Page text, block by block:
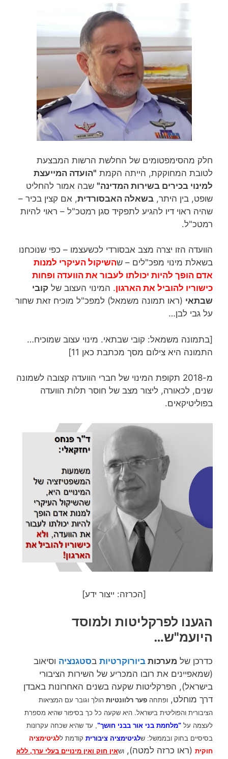
חלק מהסימפטומים של החלשת הרשות המבצעת
לטובת המחוקקת, הייתה הקמת "הועדה המייעצת
למינוי בכירים בשירות המדינה" שבה אמור להחליט
שופט, בין היתר, בשאלה האבסורדית, אם קצין בכיר –
שהיה ראוי דיו להגיע לתפקיד סגן רמטכ"ל – ראוי להיות
רמטכ"ל.
הוועדה הזו יצרה מצב אבסורדי לכשעצמו – כפי שנוכחנו
בשאלת מינוי מפכ"לים – שהשיקול העיקרי למנות
אדם הופך להיות יכולתו לעבור את הוועדה ופחות
כישוריו להוביל את הארגון. המינוי העצוב של קובי
שבתאי (ראו תמונה משמאל) למפכ"ל מוכיח זאת שחור
על גבי לבן…
[בתמונה משמאל: קובי שבתאי. מינוי עצוב שמוכיח…
התמונה היא צילום מסך מכתבת כאן 11]
מ-2018 תקופת המינוי של חברי הוועדה קצובה לשמונה
שנים, לכאורה, ליצור מצב של חוסר תלות הוועדה
בפוליטיקאים.
[הכרזה: ייצור ידע]
הגענו לפרקליטות ולמוסד
היועמ"ש…
כדרכן של מערכות ביורוקרטיות בסטגנציה וסיאוב
(שמאפיינים את רובו המכריע של השירות הציבורי
בישראל), הפרקליטות שקעה בשנים האחרונות באבדן
דרך מוחלט, ופתחה פער רלוונטיות הולך וגובר עם המציאות
הציבורית והפוליטית בישראל. היא שקעה כל כך בסיפור שהיא מספרת
לעצמה על "מלחמת בני אור בבני חושך" , עד שהיא שכחה עקרונות
בסיסיים בחוק ובממשל: שלגיטימציה ציבורית קודמת ללגיטימציה
חוקית (ראו כרזה למטה), ושאין חוק ואין מינויים בעלי ערך, ללא